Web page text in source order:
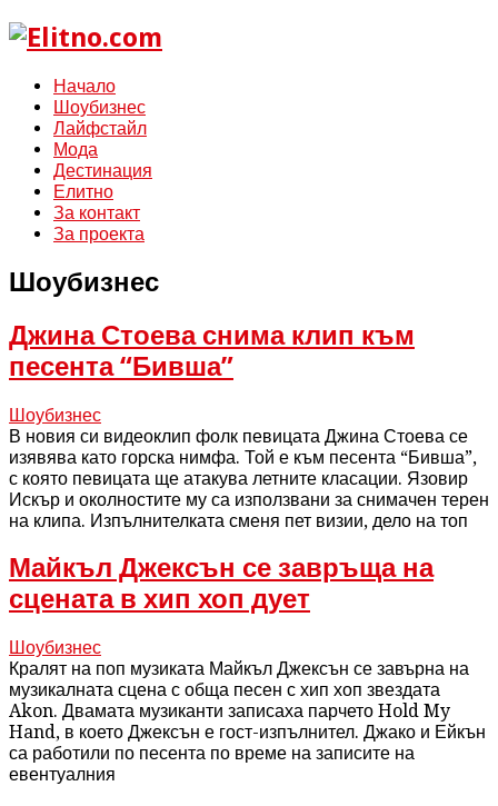
Начало
Шоубизнес
Лайфстайл
Мода
Дестинация
Елитно
За контакт
За проекта
Шоубизнес
Джина Стоева снима клип към
песента “Бивша”
Шоубизнес
В новия си видеоклип фолк певицата Джина Стоева се
изявява като горска нимфа. Той е към песента “Бивша”,
с която певицата ще атакува летните класации. Язовир
Искър и околностите му са използвани за снимачен терен
на клипа. Изпълнителката сменя пет визии, дело на топ
Майкъл Джексън се завръща на
сцената в хип хоп дует
Шоубизнес
Кралят на поп музиката Майкъл Джексън се завърна на
музикалната сцена с обща песен с хип хоп звездата
Akon. Двамата музиканти записаха парчето Hold My
Hand, в което Джексън е гост-изпълнител. Джако и Ейкън
са работили по песента по време на записите на
евентуалния